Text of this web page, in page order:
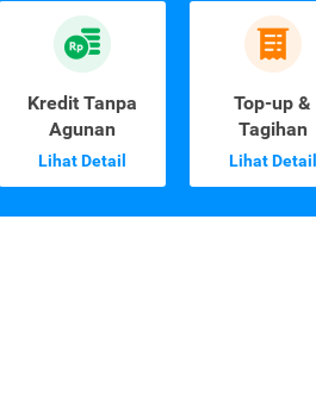
Kredit Tanpa
Agunan
Lihat Detail
Top-up &
Tagihan
Lihat Detail